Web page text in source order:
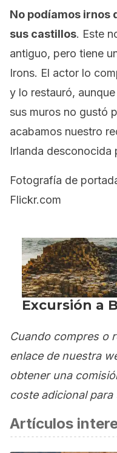
No podíamos irnos
sus castillos. Este
antiguo, pero tiene
Irons. El actor lo
y lo restauró,
sus muros no gustó
acabamos nuestro
Irlanda desconocida
Fotografía de
Flickr.com
Cuando compres o
enlace de nuestra
obtener una
coste adicional para
Artículos